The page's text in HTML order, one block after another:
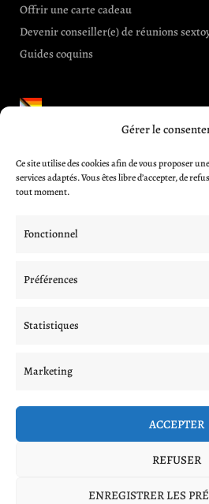
Gérer le
Ce site utilise des cookies afin de vous proposer
services adaptés. Vous êtes libre d’accepter, de
tout moment.
Fonctionnel
Préférences
Statistiques
Marketing
ACCEPTER
REFUSER
ENREGISTRER LES
Offrir une carte cadeau
Devenir conseiller(e) de réunions
Guides coquins
Informations et aides
CGV
Blog
Contactez-nous
Politique de livraison
Procédures d’échange et remboursement
2026 | Les Coquineries de Lilou | Tous droits